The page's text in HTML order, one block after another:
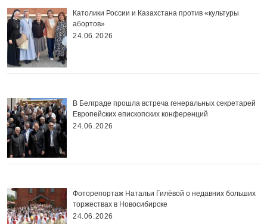
Католики России и Казахстана против «культуры
абортов»
24.06.2026
В Белграде прошла встреча генеральных секретарей
Европейских епископских конференций
24.06.2026
Фоторепортаж Натальи Гилёвой о недавних больших
торжествах в Новосибирске
24.06.2026